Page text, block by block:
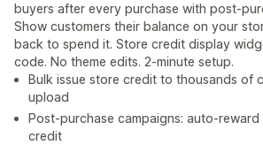
buyers after every purchase with post-
Show customers their balance on your
back to spend it. Store credit display
code. No theme edits. 2-minute setup.
Bulk issue store credit to thousands of
upload
Post-purchase campaigns: auto-
credit